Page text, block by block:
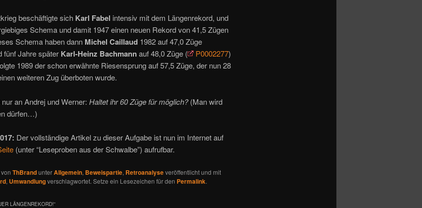
beschäftigte sich Karl Fabel intensiv mit dem Längenrekord, und
Schema und damit 1947 einen neuen Rekord von 41,5 Zügen
Schema haben dann Michel Caillaud1982 auf 47,0 Züge
fünf Jahre später Karl-Heinz Bachmannauf 48,0 Züge ( P0002277)
1989 der schon erwähnte Riesensprung auf 57,5 Züge, der nun 28
weiteren Zug überboten wurde.
an Andrej und Werner: Haltet ihr 60 Züge für möglich?(Man wird
dürfen…)
Der vollständige Artikel zu dieser Aufgabe ist nun im Internet auf
(unter “Leseproben aus der Schwalbe”) aufrufbar.
ThBrandunterAllgemein, Beweispartie, Retroanalyseveröffentlicht und mit
, Umwandlungverschlagwortet. Setze ein Lesezeichen für den Permalink.
LÄNGENREKORD!”